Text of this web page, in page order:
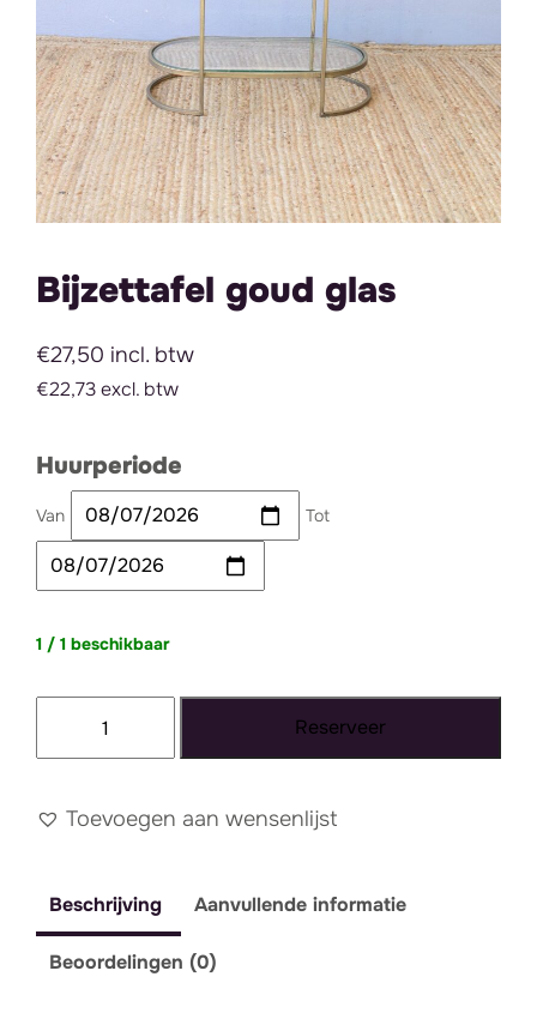
Bijzettafel goud glas
€27,50 incl. btw
€22,73 excl. btw
Huurperiode
Van Tot
1 / 1 beschikbaar
aantal
Reserveer
Toevoegen aan wensenlijst
Beschrijving Aanvullende informatie
Beoordelingen (0)